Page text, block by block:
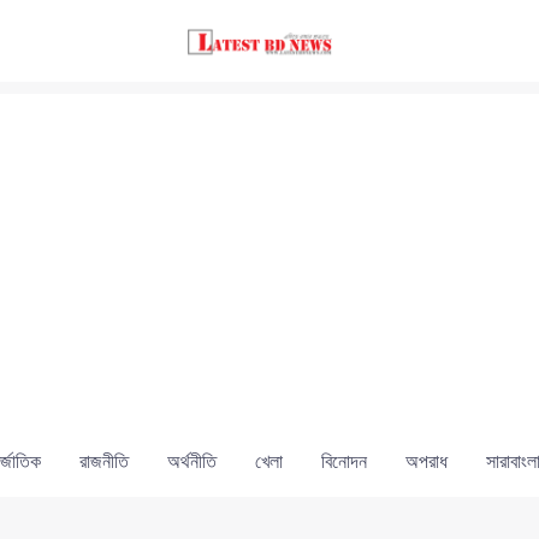
রাজনীতি অর্থনীতি খেলা বিনোদন অপরাধ সারাবাংলা